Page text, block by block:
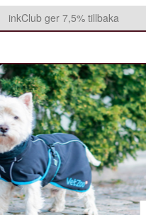
inkClub ger 7,5% tillbaka